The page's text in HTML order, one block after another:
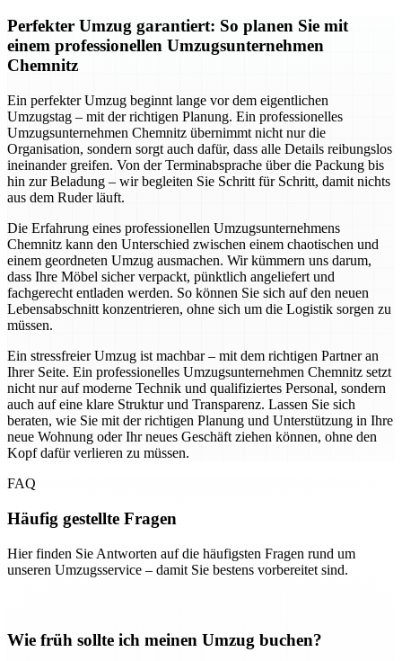
Perfekter Umzug garantiert: So planen Sie mit
einem professionellen Umzugsunternehmen
Chemnitz
Ein perfekter Umzug beginnt lange vor dem eigentlichen
Umzugstag – mit der richtigen Planung. Ein professionelles
Umzugsunternehmen Chemnitz übernimmt nicht nur die
Organisation, sondern sorgt auch dafür, dass alle Details reibungslos
ineinander greifen. Von der Terminabsprache über die Packung bis
hin zur Beladung – wir begleiten Sie Schritt für Schritt, damit nichts
aus dem Ruder läuft.
Die Erfahrung eines professionellen Umzugsunternehmens
Chemnitz kann den Unterschied zwischen einem chaotischen und
einem geordneten Umzug ausmachen. Wir kümmern uns darum,
dass Ihre Möbel sicher verpackt, pünktlich angeliefert und
fachgerecht entladen werden. So können Sie sich auf den neuen
Lebensabschnitt konzentrieren, ohne sich um die Logistik sorgen zu
müssen.
Ein stressfreier Umzug ist machbar – mit dem richtigen Partner an
Ihrer Seite. Ein professionelles Umzugsunternehmen Chemnitz setzt
nicht nur auf moderne Technik und qualifiziertes Personal, sondern
auch auf eine klare Struktur und Transparenz. Lassen Sie sich
beraten, wie Sie mit der richtigen Planung und Unterstützung in Ihre
neue Wohnung oder Ihr neues Geschäft ziehen können, ohne den
Kopf dafür verlieren zu müssen.
FAQ
Häufig gestellte Fragen
Hier finden Sie Antworten auf die häufigsten Fragen rund um
unseren Umzugsservice – damit Sie bestens vorbereitet sind.
Wie früh sollte ich meinen Umzug buchen?